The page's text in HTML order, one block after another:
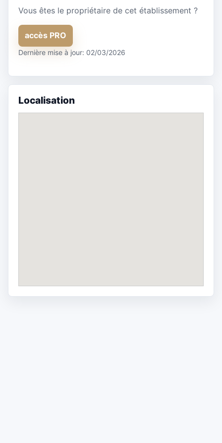
Vous êtes le propriétaire de cet établissement ?
accès PRO
Dernière mise à jour: 02/03/2026
Localisation